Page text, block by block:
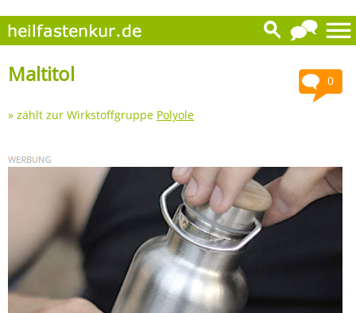
0
Maltitol
» zählt zur Wirkstoffgruppe Polyole